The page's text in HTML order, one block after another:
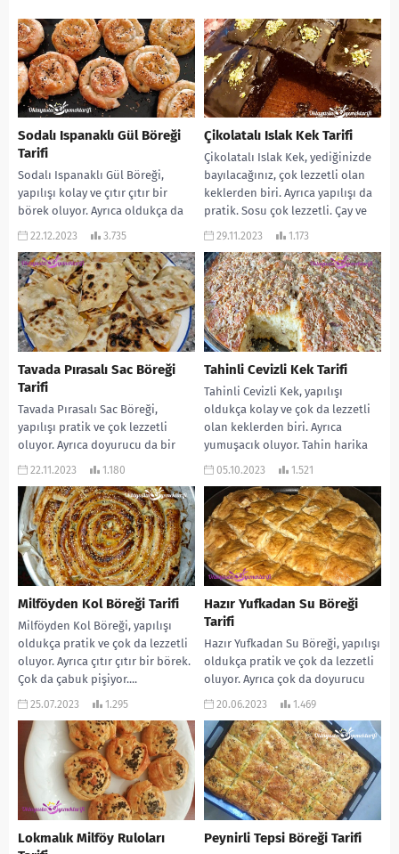
Sodalı Ispanaklı Gül Böreği
Tarifi
Sodalı Ispanaklı Gül Böreği,
yapılışı kolay ve çıtır çıtır bir
börek oluyor. Ayrıca oldukça da
doyurucu bir lezzet. Çay
22.12.2023 3.735
Çikolatalı Islak Kek Tarifi
Çikolatalı Islak Kek, yediğinizde
bayılacağınız, çok lezzetli olan
keklerden biri. Ayrıca yapılışı da
pratik. Sosu çok lezzetli. Çay ve
kahvenin...
29.11.2023 1.173
Tavada Pırasalı Sac Böreği
Tarifi
Tavada Pırasalı Sac Böreği,
yapılışı pratik ve çok lezzetli
oluyor. Ayrıca doyurucu da bir
börek. Çayın yanına da,
22.11.2023 1.180
Tahinli Cevizli Kek Tarifi
Tahinli Cevizli Kek, yapılışı
oldukça kolay ve çok da lezzetli
olan keklerden biri. Ayrıca
yumuşacık oluyor. Tahin harika
bir lezzet...
05.10.2023 1.521
Milföyden Kol Böreği Tarifi
Milföyden Kol Böreği, yapılışı
oldukça pratik ve çok da lezzetli
oluyor. Ayrıca çıtır çıtır bir börek.
Çok da çabuk pişiyor....
25.07.2023 1.295
Hazır Yufkadan Su Böreği
Tarifi
Hazır Yufkadan Su Böreği, yapılışı
oldukça pratik ve çok da lezzetli
oluyor. Ayrıca çok da doyurucu
bir börek. Çay saatlerine...
20.06.2023 1.469
Lokmalık Milföy Ruloları
Peynirli Tepsi Böreği Tarifi